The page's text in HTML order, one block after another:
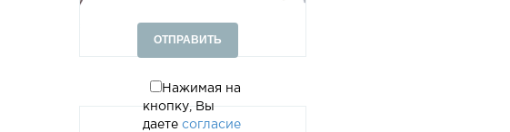
Нажимая на
кнопку, Вы
даете согласие